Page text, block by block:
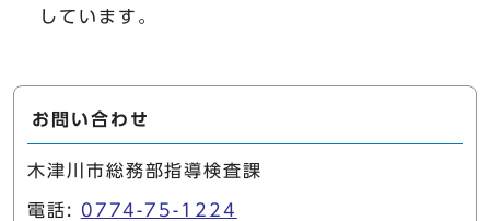
しています。
お問い合わせ
木津川市総務部指導検査課
電話: 0774-75-1224